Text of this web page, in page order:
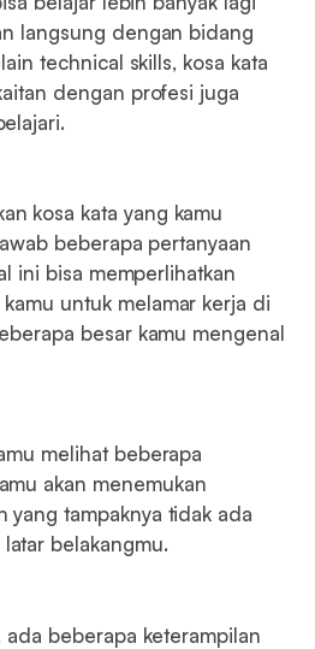
langsung dengan bidang
technical skills, kosa kata
dengan profesi juga
kosa kata yang kamu
beberapa pertanyaan
ini bisa memperlihatkan
untuk melamar kerja di
besar kamu mengenal
melihat beberapa
akan menemukan
yang tampaknya tidak ada
belakangmu.
ada beberapa keterampilan